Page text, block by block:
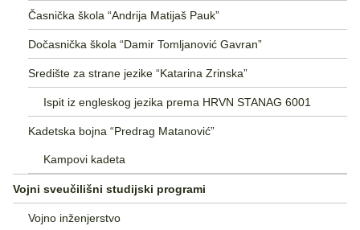
Časnička škola “Andrija Matijaš Pauk”
Dočasnička škola “Damir Tomljanović Gavran”
Središte za strane jezike “Katarina Zrinska”
Ispit iz engleskog jezika prema HRVN STANAG 6001
Kadetska bojna “Predrag Matanović”
Kampovi kadeta
Vojni sveučilišni studijski programi
Vojno inženjerstvo